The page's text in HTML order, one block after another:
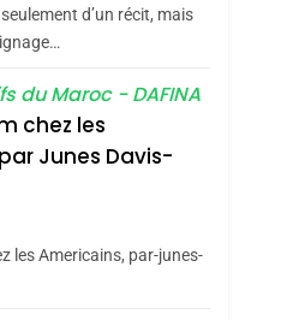
: Les Amandes
Tafraout, Le Miel
Azilal
Produits
MAROC
Ravageur –
d’un récit, mais
du Maroc - DAFINA
chez les
Junes Davis-
les Americains, par-junes-